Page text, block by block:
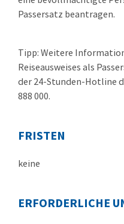
Passersatz beantragen.
Tipp: Weitere
Reiseausweises als
der 24-Stunden-Hotline
888 000.
FRISTEN
keine
ERFORDERLICHE